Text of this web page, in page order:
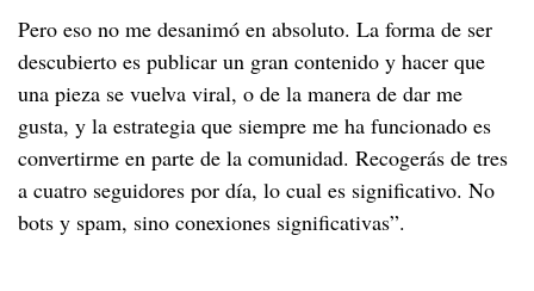
Pero eso no me desanimó en absoluto. La forma de ser
descubierto es publicar un gran contenido y hacer que
una pieza se vuelva viral, o de la manera de dar me
gusta, y la estrategia que siempre me ha funcionado es
convertirme en parte de la comunidad. Recogerás de tres
a cuatro seguidores por día, lo cual es significativo. No
bots y spam, sino conexiones significativas”.